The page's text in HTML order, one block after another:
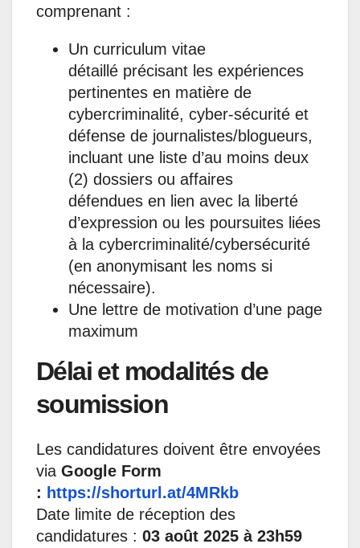
comprenant :
Un curriculum vitae
détaillé précisant les expériences
pertinentes en matière de
cybercriminalité, cyber-sécurité et
défense de journalistes/blogueurs,
incluant une liste d’au moins deux
(2) dossiers ou affaires
défendues en lien avec la liberté
d’expression ou les poursuites liées
à la cybercriminalité/cybersécurité
(en anonymisant les noms si
nécessaire).
Une lettre de motivation d’une page
maximum
Délai et modalités de
soumission
Les candidatures doivent être envoyées
via Google Form
: https://shorturl.at/4MRkb
Date limite de réception des
candidatures : 03 août 2025 à 23h59